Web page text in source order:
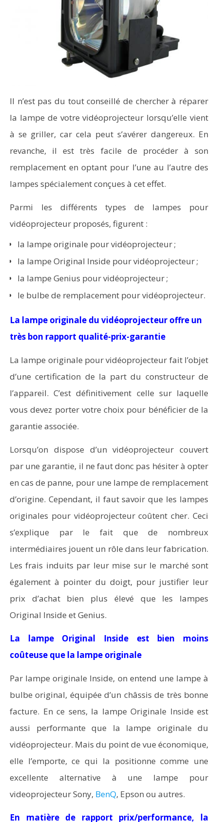
Il n’est pas du tout conseillé de chercher à réparer
la lampe de votre vidéoprojecteur lorsqu’elle vient
à se griller, car cela peut s’avérer dangereux. En
revanche, il est très facile de procéder à son
remplacement en optant pour l’une au l’autre des
lampes spécialement conçues à cet effet.
Parmi les différents types de lampes pour
vidéoprojecteur proposés, figurent :
la lampe originale pour vidéoprojecteur ;
la lampe Original Inside pour vidéoprojecteur ;
la lampe Genius pour vidéoprojecteur ;
le bulbe de remplacement pour vidéoprojecteur.
La lampe originale du vidéoprojecteur offre un
très bon rapport qualité-prix-garantie
La lampe originale pour vidéoprojecteur fait l’objet
d’une certification de la part du constructeur de
l’appareil. C’est définitivement celle sur laquelle
vous devez porter votre choix pour bénéficier de la
garantie associée.
Lorsqu’on dispose d’un vidéoprojecteur couvert
par une garantie, il ne faut donc pas hésiter à opter
en cas de panne, pour une lampe de remplacement
d’origine. Cependant, il faut savoir que les lampes
originales pour vidéoprojecteur coûtent cher. Ceci
s’explique par le fait que de nombreux
intermédiaires jouent un rôle dans leur fabrication.
Les frais induits par leur mise sur le marché sont
également à pointer du doigt, pour justifier leur
prix d’achat bien plus élevé que les lampes
Original Inside et Genius.
La lampe Original Inside est bien moins
coûteuse que la lampe originale
Par lampe originale Inside, on entend une lampe à
bulbe original, équipée d’un châssis de très bonne
facture. En ce sens, la lampe Originale Inside est
aussi performante que la lampe originale du
vidéoprojecteur. Mais du point de vue économique,
elle l’emporte, ce qui la positionne comme une
excellente alternative à une lampe pour
videoprojecteur Sony, BenQ, Epson ou autres.
En matière de rapport prix/performance, la